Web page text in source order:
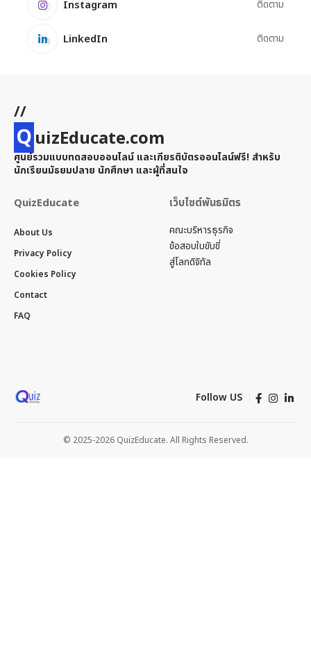
Instagram ติดตาม
LinkedIn ติดตาม
//
QuizEducate.com
ศูนย์รวมแบบทดสอบออนไลน์ และเกียรติบัตรออนไลน์ฟรี! สำหรับ
นักเรียนมัธยมปลาย นักศึกษา และผู้ที่สนใจ
QuizEducate
About Us
Privacy Policy
Cookies Policy
Contact
FAQ
เว็บไซต์พันธมิตร
คณะบริหารธุรกิจ
ข้อสอบใบขับขี่
สู่โลกดิจิทัล
Follow US
© 2025-2026 QuizEducate. All Rights Reserved.